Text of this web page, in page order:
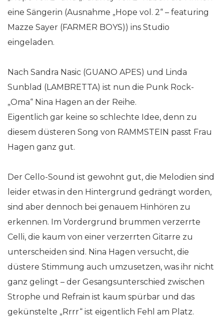
eine Sängerin (Ausnahme „Hope vol. 2“ – featuring
Mazze Sayer (FARMER BOYS)) ins Studio
eingeladen.
Nach Sandra Nasic (GUANO APES) und Linda
Sunblad (LAMBRETTA) ist nun die Punk Rock-
„Oma“ Nina Hagen an der Reihe.
Eigentlich gar keine so schlechte Idee, denn zu
diesem düsteren Song von RAMMSTEIN passt Frau
Hagen ganz gut.
Der Cello-Sound ist gewohnt gut, die Melodien sind
leider etwas in den Hintergrund gedrängt worden,
sind aber dennoch bei genauem Hinhören zu
erkennen. Im Vordergrund brummen verzerrte
Celli, die kaum von einer verzerrten Gitarre zu
unterscheiden sind. Nina Hagen versucht, die
düstere Stimmung auch umzusetzen, was ihr nicht
ganz gelingt – der Gesangsunterschied zwischen
Strophe und Refrain ist kaum spürbar und das
gekünstelte „Rrrr“ ist eigentlich Fehl am Platz.